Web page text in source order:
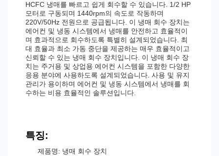
HCFC 냉매를 빠르고 쉽게 회수할 수 있습니다. 1/2 HP
모터로 구동되며 1440rpm의 속도로 작동하며
220V/50Hz 전원으로 공급됩니다. 이 냉매 회수 장치는
에어컨 및 냉동 시스템에서 냉매를 안전하고 효율적이
며 효과적으로 회수하도록 특별히 설계되었습니다. 최
대 효율과 최소 가동 중단을 제공하는 매우 효율적이고
신뢰할 수 있는 냉매 회수 장치입니다. 이 냉매 회수 장
치는 주거용 및 상업용 에어컨 시스템을 포함한 다양한
응용 분야에 사용하도록 설계되었습니다. 사용 및 유지
관리가 용이하며 에어컨 및 냉동 시스템에서 냉매를 회
수하는 비용 효율적인 솔루션입니다.
특징:
제품명: 냉매 회수 장치